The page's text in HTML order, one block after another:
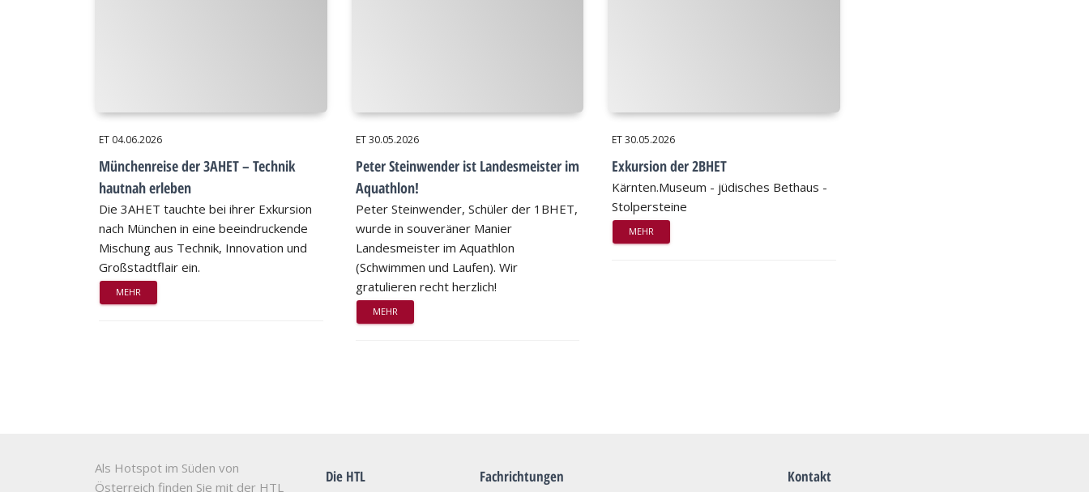
ET 04.06.2026
Münchenreise der 3AHET – Technik
hautnah erleben
Die 3AHET tauchte bei ihrer Exkursion
nach München in eine beeindruckende
Mischung aus Technik, Innovation und
Großstadtflair ein.
MEHR
ET30.05.2026
Peter Steinwender ist Landesmeister im
Aquathlon!
Peter Steinwender, Schüler der 1BHET,
wurde in souveräner Manier
Landesmeister im Aquathlon
(Schwimmen und Laufen). Wir
gratulieren recht herzlich!
MEHR
ET30.05.2026
Exkursion der 2BHET
Kärnten.Museum - jüdisches Bethaus -
Stolpersteine
MEHR
Als Hotspot im Süden von
Österreich finden Sie mit der HTL
Die HTL Fachrichtungen Kontakt